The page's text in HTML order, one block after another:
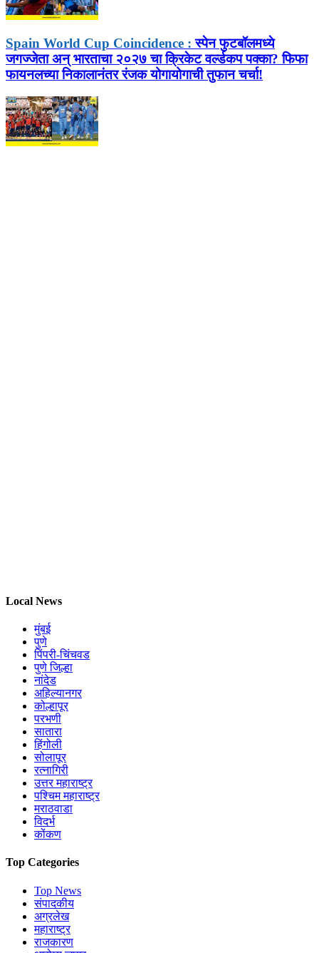
Spain World Cup Coincidence : स्पेन फुटबॉलमध्ये
जगज्जेता अन् भारताचा २०२७ चा क्रिकेट वर्ल्डकप पक्का? फिफा
फायनलच्या निकालानंतर रंजक योगायोगाची तुफान चर्चा!
Local News
मुंबई
पुणे
पिंपरी-चिंचवड
पुणे जिल्हा
नांदेड
अहिल्यानगर
कोल्हापूर
परभणी
सातारा
हिंगोली
सोलापूर
रत्नागिरी
उत्तर महाराष्ट्र
पश्चिम महाराष्ट्र
मराठवाडा
विदर्भ
कोंकण
Top Categories
Top News
संपादकीय
अग्रलेख
महाराष्ट्र
राजकारण